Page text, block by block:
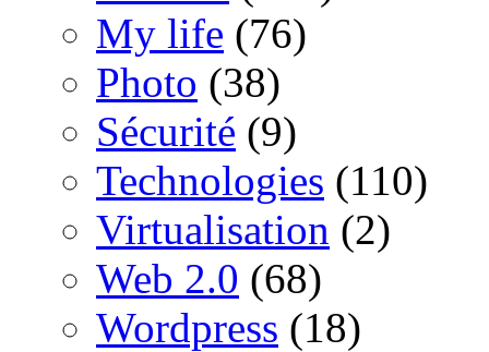
My life (76)
Photo (38)
Sécurité (9)
Technologies (110)
Virtualisation (2)
Web 2.0 (68)
Wordpress (18)